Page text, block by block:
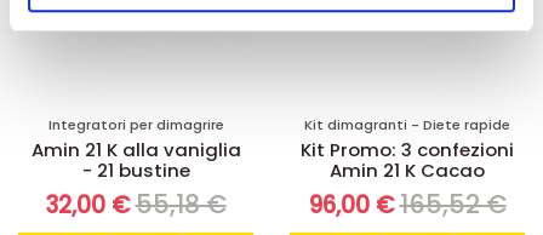
nostri partner che si occupano di analisi dei dati web,
pubblicità e social media, i quali potrebbero combinarle
Integratori per dimagrire
Amin 21 K alla vaniglia
- 21 bustine
32,00 €55,18 €
Kit dimagranti - Diete rapide
Kit Promo: 3 confezioni
Amin 21 K Cacao
96,00 €165,52 €